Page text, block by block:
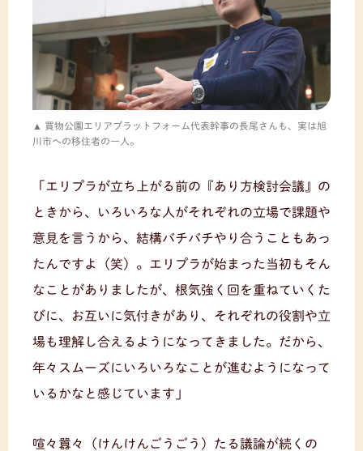
買物公園エリアプラットフォーム代表幹事の長尾さんも、実は旭
川市への移住者の一人。
「エリプラが立ち上がる前の『あり方検討会議』の
ときから、いろいろな人がそれぞれの立場で課題や
意見を言うから、結構バチバチやり合うこともあっ
たんですよ（笑）。エリプラが始まった当初もそん
なことがありましたが、根気強く回を重ねていくた
びに、お互いに気付きがあり、それぞれの役割や立
場も理解し合えるようになってきました。だから、
年々スムーズにいろいろなことが進むようになって
いるかなと感じています」
喧々囂々（けんけんごうごう）たる議論が続くの